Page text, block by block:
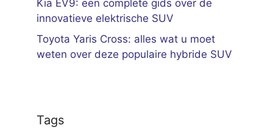
Kia EV9: een complete gids over de
innovatieve elektrische SUV
Toyota Yaris Cross: alles wat u moet
weten over deze populaire hybride SUV
Tags